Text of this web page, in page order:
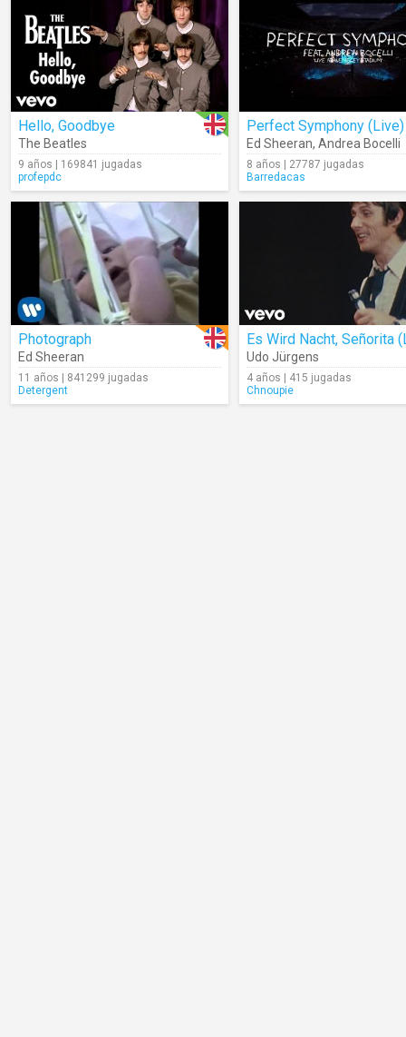
Hello, Goodbye
The Beatles
9 años | 169841 jugadas
profepdc
Perfect Symphony (Live)
Ed Sheeran, Andrea Bocelli
8 años | 27787 jugadas
Barredacas
Photograph
Ed Sheeran
11 años | 841299 jugadas
Detergent
Udo Jürgens
4 años | 415 jugadas
Chnoupie